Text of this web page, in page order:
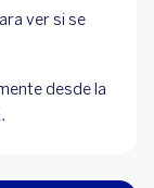
ver si se
desde la